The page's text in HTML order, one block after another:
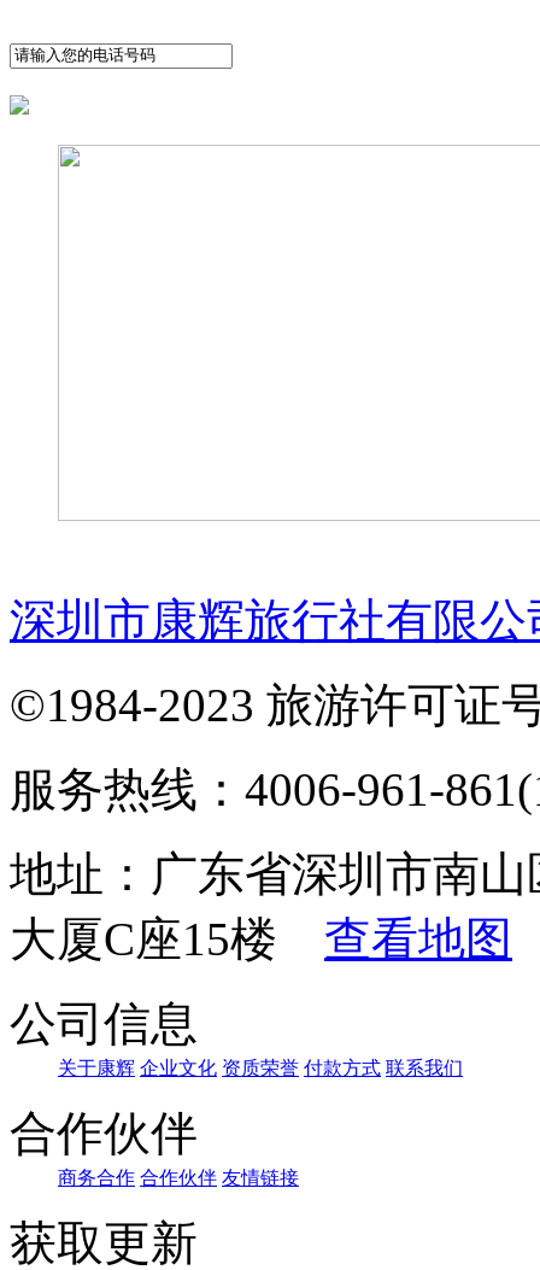
深圳市康辉旅行社有限
©1984-2023 旅游许可证
服务热线：4006-961-
地址：广东省深圳市南
大厦C座15楼 查看地图
公司信息
关于康辉 企业文化 资质荣誉 付款方式 联系我们
合作伙伴
商务合作 合作伙伴 友情链接
获取更新